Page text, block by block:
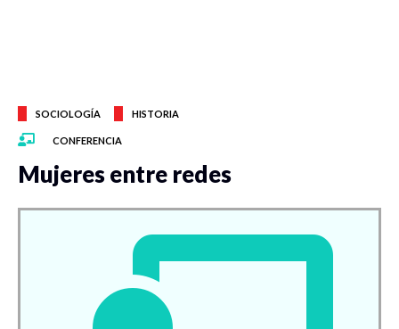
SOCIOLOGÍA HISTORIA
CONFERENCIA
Mujeres entre redes